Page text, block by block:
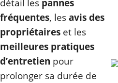
détail les pannes
fréquentes, lesavis des
propriétaires et les
meilleures pratiques
d’entretien pour
prolonger sa durée de